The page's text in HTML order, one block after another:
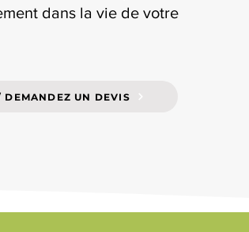
dans la vie de votre
DEMANDEZ UN DEVIS